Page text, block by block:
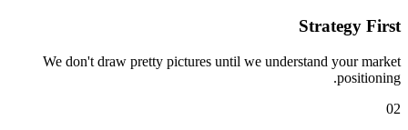
Strategy First
We don't draw pretty pictures until we understand your market
positioning.
02